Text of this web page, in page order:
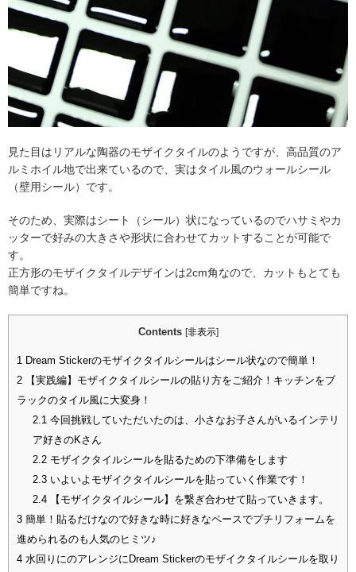
見た目はリアルな陶器のモザイクタイルのようですが、高品質のア
ルミホイル地で出来ているので、実はタイル風のウォールシール
（壁用シール）です。
そのため、実際はシート（シール）状になっているのでハサミやカ
ッターで好みの大きさや形状に合わせてカットすることが可能で
す。
正方形のモザイクタイルデザインは2cm角なので、カットもとても
簡単ですね。
Contents [非表示]
1 Dream Stickerのモザイクタイルシールはシール状なので簡単！
2 【実践編】モザイクタイルシールの貼り方をご紹介！キッチンをブ
ラックのタイル風に大変身！
2.1今回挑戦していただいたのは、小さなお子さんがいるインテリ
ア好きのKさん
2.2モザイクタイルシールを貼るための下準備をします
2.3いよいよモザイクタイルシールを貼っていく作業です！
2.4【モザイクタイルシール】を繋ぎ合わせて貼っていきます。
3 簡単！貼るだけなので好きな時に好きなペースでプチリフォームを
進められるのも人気のヒミツ♪
4 水回りにのアレンジにDream Stickerのモザイクタイルシールを取り